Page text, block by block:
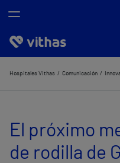
Nosotros
Servicios de salud
Equipo médico y asistencial
Hospitales Vithas Comunicación
El próximo
de rodilla de